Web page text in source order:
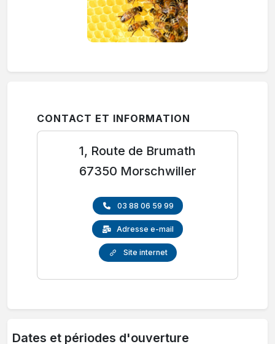
CONTACT ET INFORMATION
1, Route de Brumath
67350 Morschwiller
03 88 06 59 99
Adresse e-mail
Site internet
Dates et périodes d'ouverture